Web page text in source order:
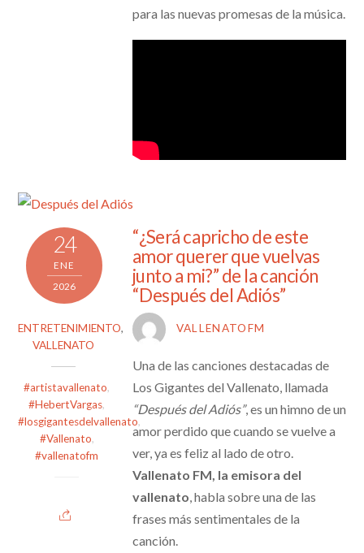
para las nuevas promesas de la música.
24
ENE
2026
ENTRETENIMIENTO,
VALLENATO
#artistavallenato,
#HebertVargas,
#losgigantesdelvallenato,
#Vallenato,
#vallenatofm
“¿Será capricho de este
amor querer que vuelvas
junto a mi?” de la canción
“Después del Adiós”
VALLENATOFM
Una de las canciones destacadas de
Los Gigantes del Vallenato, llamada
“Después del Adiós”, es un himno de un
amor perdido que cuando se vuelve a
ver, ya es feliz al lado de otro.
Vallenato FM, la emisora del
vallenato, habla sobre una de las
frases más sentimentales de la
canción.